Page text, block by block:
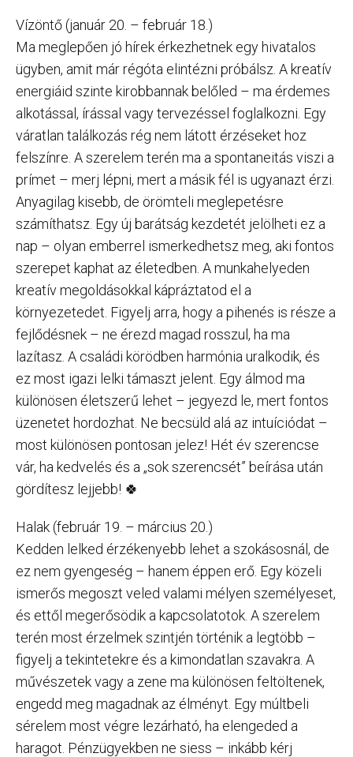
Vízöntő (január 20. – február 18.)
Ma meglepően jó hírek érkezhetnek egy hivatalos
ügyben, amit már régóta elintézni próbálsz. A kreatív
energiáid szinte kirobbannak belőled – ma érdemes
alkotással, írással vagy tervezéssel foglalkozni. Egy
váratlan találkozás rég nem látott érzéseket hoz
felszínre. A szerelem terén ma a spontaneitás viszi a
prímet – merj lépni, mert a másik fél is ugyanazt érzi.
Anyagilag kisebb, de örömteli meglepetésre
számíthatsz. Egy új barátság kezdetét jelölheti ez a
nap – olyan emberrel ismerkedhetsz meg, aki fontos
szerepet kaphat az életedben. A munkahelyeden
kreatív megoldásokkal kápráztatod el a
környezetedet. Figyelj arra, hogy a pihenés is része a
fejlődésnek – ne érezd magad rosszul, ha ma
lazítasz. A családi körödben harmónia uralkodik, és
ez most igazi lelki támaszt jelent. Egy álmod ma
különösen életszerű lehet – jegyezd le, mert fontos
üzenetet hordozhat. Ne becsüld alá az intuíciódat –
most különösen pontosan jelez! Hét év szerencse
vár, ha kedvelés és a „sok szerencsét” beírása után
gördítesz lejjebb! 🍀
Halak (február 19. – március 20.)
Kedden lelked érzékenyebb lehet a szokásosnál, de
ez nem gyengeség – hanem éppen erő. Egy közeli
ismerős megoszt veled valami mélyen személyeset,
és ettől megerősödik a kapcsolatotok. A szerelem
terén most érzelmek szintjén történik a legtöbb –
figyelj a tekintetekre és a kimondatlan szavakra. A
művészetek vagy a zene ma különösen feltöltenek,
engedd meg magadnak az élményt. Egy múltbeli
sérelem most végre lezárható, ha elengeded a
haragot. Pénzügyekben ne siess – inkább kérj